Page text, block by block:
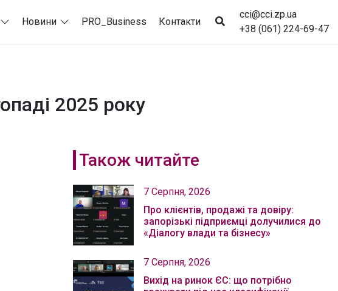
Новини PRO_Business Контакти
cci@cci.zp.ua
+38 (061) 224-69-47
2025 року
Також читайте
7 Серпня, 2026
Про клієнтів, продажі та довіру:
запорізькі підприємці долучилися до
«Діалогу влади та бізнесу»
7 Серпня, 2026
Вихід на ринок ЄС: що потрібно